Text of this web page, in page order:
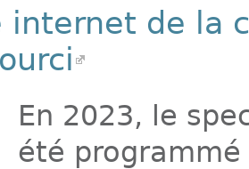
internet de la
En 2023, le
été